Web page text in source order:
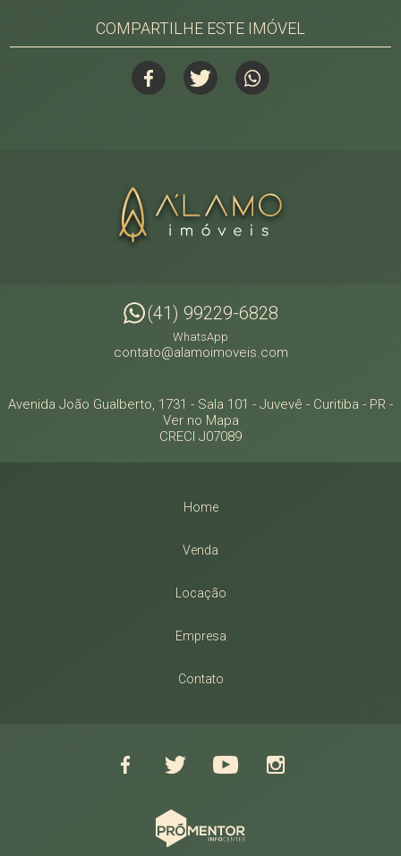
COMPARTILHE ESTE IMÓVEL
(41) 99229-6828
WhatsApp
contato@alamoimoveis.com
Avenida João Gualberto, 1731 - Sala 101 - Juvevê - Curitiba - PR -
Ver no Mapa
CRECI J07089
Home
Venda
Locação
Empresa
Contato